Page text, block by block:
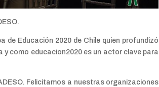
de Educación 2020 de Chile quien profundizó
como educacion2020 es un actor clave para
Felicitamos a nuestras organizaciones